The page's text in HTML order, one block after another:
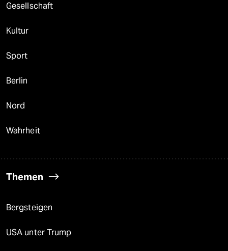
Gesellschaft
Kultur
Sport
Berlin
Nord
Wahrheit
Themen
Bergsteigen
USA unter Trump